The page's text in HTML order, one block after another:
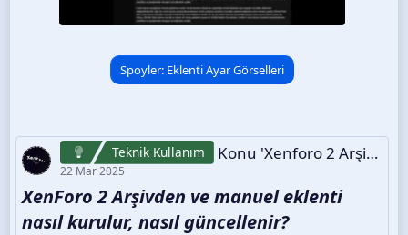
Spoyler: Eklenti Ayar Görselleri
Teknik Kullanım Konu 'Xenforo 2 Arşivden Ve Manuel Eklenti Nasıl Kurulur, Nasıl Güncellenir?'
22 Mar 2025
XenForo 2 Arşivden ve manuel eklenti
nasıl kurulur, nasıl güncellenir?​